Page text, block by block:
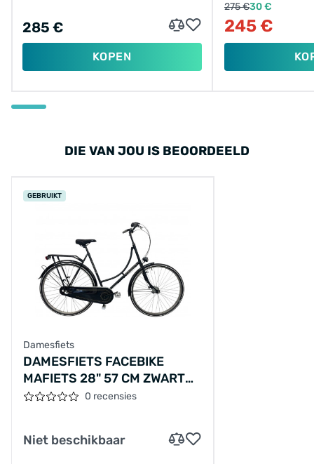
285 €
KOPEN
275 €30 €
245 €
DIE VAN JOU IS BEOORDEELD
GEBRUIKT
Damesfiets
DAMESFIETS FACEBIKE
MAFIETS 28" 57 CM ZWART
MATT
0 recensies
Niet beschikbaar